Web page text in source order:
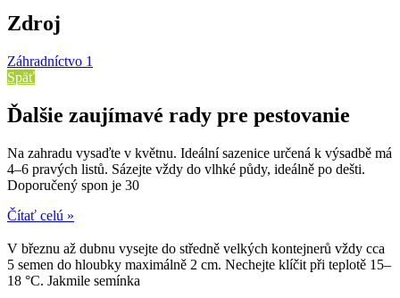
Zdroj
Záhradníctvo 1
Späť
Ďalšie zaujímavé rady pre pestovanie
Na zahradu vysaďte v květnu. Ideální sazenice určená k výsadbě má
4–6 pravých listů. Sázejte vždy do vlhké půdy, ideálně po dešti.
Doporučený spon je 30
Čítať celú »
V březnu až dubnu vysejte do středně velkých kontejnerů vždy cca
5 semen do hloubky maximálně 2 cm. Nechejte klíčit při teplotě 15–
18 °C. Jakmile semínka